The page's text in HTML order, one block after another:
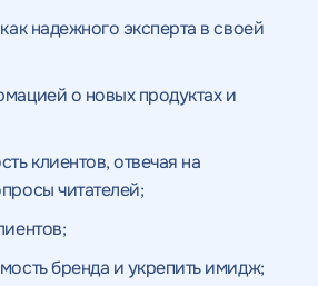
надежного эксперта в своей
о новых продуктах и
клиентов, отвечая на
читателей;
бренда и укрепить имидж;